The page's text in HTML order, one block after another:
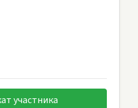
участника